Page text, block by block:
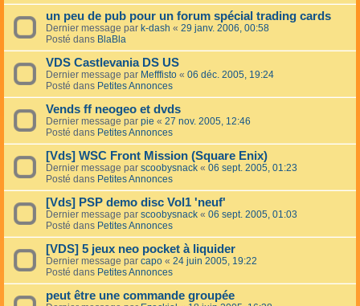
un peu de pub pour un forum spécial trading cards
Dernier message par k-dash « 29 janv. 2006, 00:58
Posté dans BlaBla
VDS Castlevania DS US
Dernier message par Mefffisto « 06 déc. 2005, 19:24
Posté dans Petites Annonces
Vends ff neogeo et dvds
Dernier message par pie « 27 nov. 2005, 12:46
Posté dans Petites Annonces
[Vds] WSC Front Mission (Square Enix)
Dernier message par scoobysnack « 06 sept. 2005, 01:23
Posté dans Petites Annonces
[Vds] PSP demo disc Vol1 'neuf'
Dernier message par scoobysnack « 06 sept. 2005, 01:03
Posté dans Petites Annonces
[VDS] 5 jeux neo pocket à liquider
Dernier message par capo « 24 juin 2005, 19:22
Posté dans Petites Annonces
peut être une commande groupée